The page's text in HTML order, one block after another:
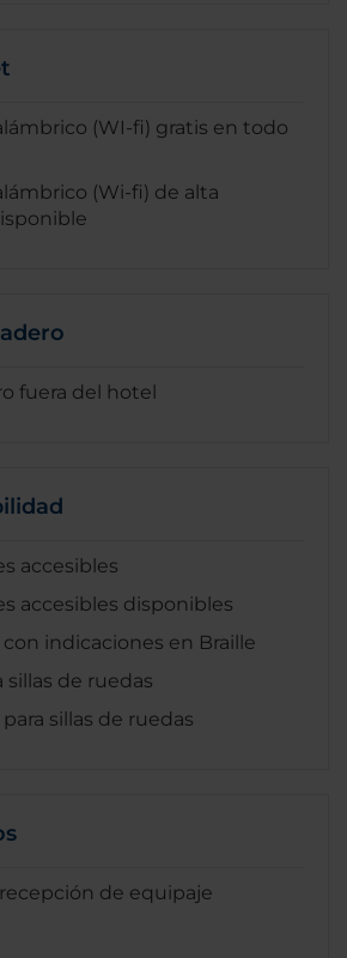
(WI-fi) gratis en todo
(Wi-fi) de alta
fuera del hotel
accesibles
accesibles disponibles
indicaciones en Braille
sillas de ruedas
sillas de ruedas
de equipaje